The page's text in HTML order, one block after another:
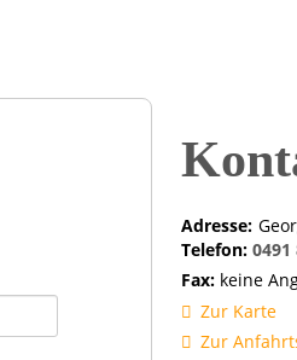
Adresse:
Telefon: 0491
Fax: keine
Zur Karte
Zur